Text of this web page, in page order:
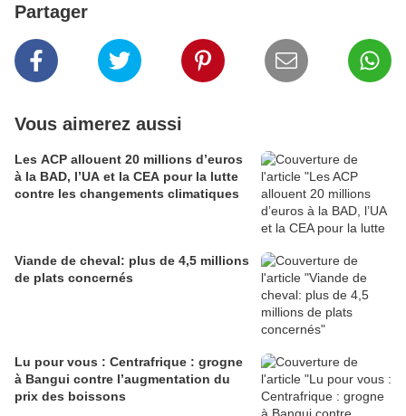
Partager
Vous aimerez aussi
Les ACP allouent 20 millions d’euros
à la BAD, l’UA et la CEA pour la lutte
contre les changements climatiques
Viande de cheval: plus de 4,5 millions
de plats concernés
Lu pour vous : Centrafrique : grogne
à Bangui contre l’augmentation du
prix des boissons